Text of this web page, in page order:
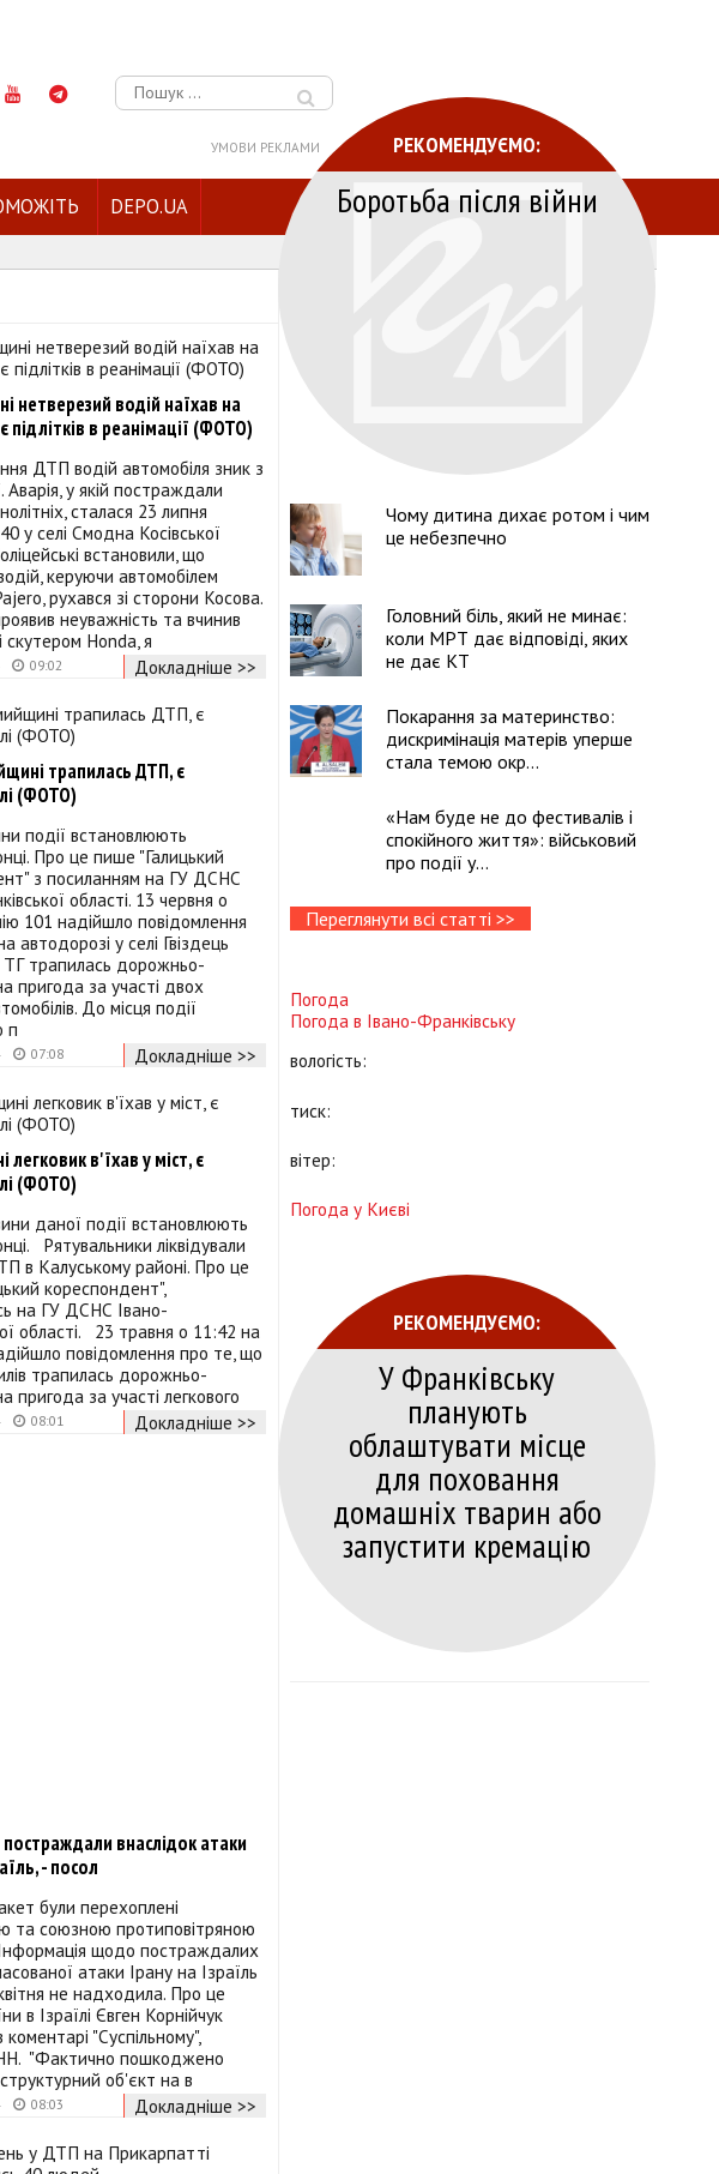
Пошук:
УМОВИ РЕКЛАМИ
DEPO.UA
09:02
нетверезий водій наїхав на
підлітків в реанімації (ФОТО)
ДТП водій автомобіля зник з
Аварія, у якій постраждали
сталася 23 липня
у селі Смодна Косівської
встановили, що
керуючи автомобілем
рухався зі сторони Косова.
неуважність та вчинив
скутером Honda, я
Докладніше >>
07:08
трапилась ДТП, є
(ФОТО)
події встановлюють
Про це пише "Галицький
з посиланням на ГУ ДСНС
області. 13 червня о
101 надійшло повідомлення
автодорозі у селі Гвіздець
ТГ трапилась дорожньо-
пригода за участі двох
До місця події
п
Докладніше >>
08:01
легковик в'їхав у міст, є
(ФОТО)
даної події встановлюють
Рятувальники ліквідували
в Калуському районі. Про це
кореспондент",
на ГУ ДСНС Івано-
області. 23 травня о 11:42 на
повідомлення про те, що
трапилась дорожньо-
пригода за участі легкового
Докладніше >>
08:03
постраждали внаслідок атаки
- посол
були перехоплені
та союзною протиповітряною
щодо постраждалих
атаки Ірану на Ізраїль
не надходила. Про це
в Ізраїлі Євген Корнійчук
"Суспільному",
"Фактично пошкоджено
об'єкт на в
Докладніше >>
РЕКОМЕНДУЄМО:
Боротьба після війни
Чому дитина дихає ротом і чим
це небезпечно
Головний біль, який не минає:
коли МРТ дає відповіді, яких
не дає КТ
Покарання за материнство:
дискримінація матерів уперше
стала темою окр...
«Нам буде не до фестивалів і
спокійного життя»: військовий
про події у...
Переглянути всі статті >>
Погода
Погода в Івано-Франківську
вологість:
тиск:
вітер:
Погода у Києві
РЕКОМЕНДУЄМО:
У Франківську
планують
облаштувати місце
для поховання
домашніх тварин або
запустити кремацію